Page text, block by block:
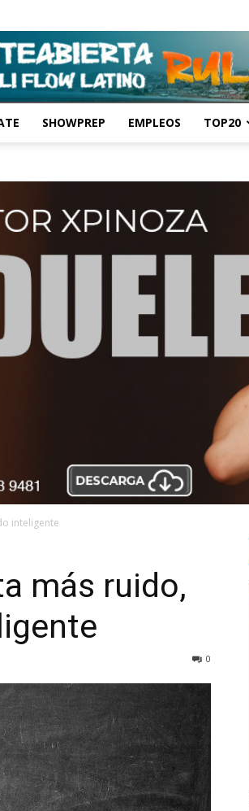
SHOWPREP EMPLEOS TOP20
inteligente
más ruido,
0